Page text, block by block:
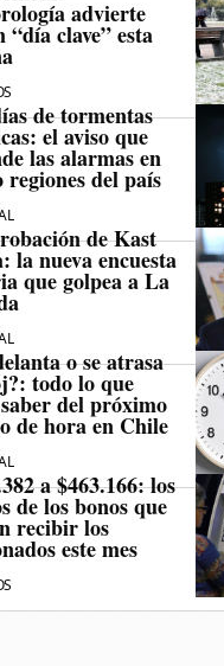
advierte
“día clave” esta
de tormentas
el aviso que
las alarmas en
regiones del país
de Kast
la nueva encuesta
que golpea a La
o se atrasa
todo lo que
del próximo
de hora en Chile
a $463.166: los
de los bonos que
recibir los
este mes